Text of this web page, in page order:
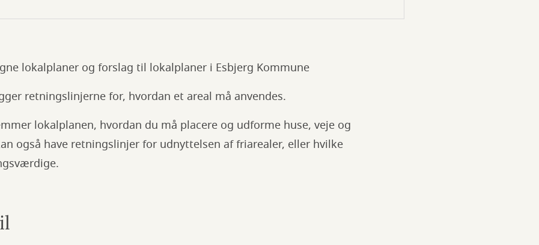
lokalplaner og forslag til lokalplaner i Esbjerg Kommune
retningslinjerne for, hvordan et areal må anvendes.
lokalplanen, hvordan du må placere og udforme huse, veje og
også have retningslinjer for udnyttelsen af friarealer, eller hvilke